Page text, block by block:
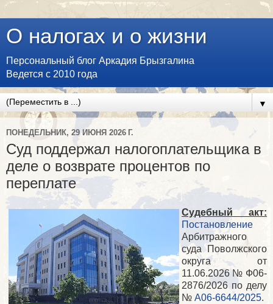
О налогах и о жизни
Персональный блог Аркадия Брызгалина
Ведется с 2010 года
▼
ПОНЕДЕЛЬНИК, 29 ИЮНЯ 2026 Г.
Суд поддержал налогоплательщика в
деле о возврате процентов по
переплате
Судебный акт:
Постановление
Арбитражного
суда Поволжского
округа от
11.06.2026 № Ф06-
2876/2026 по делу
№ А06-6644/2025.